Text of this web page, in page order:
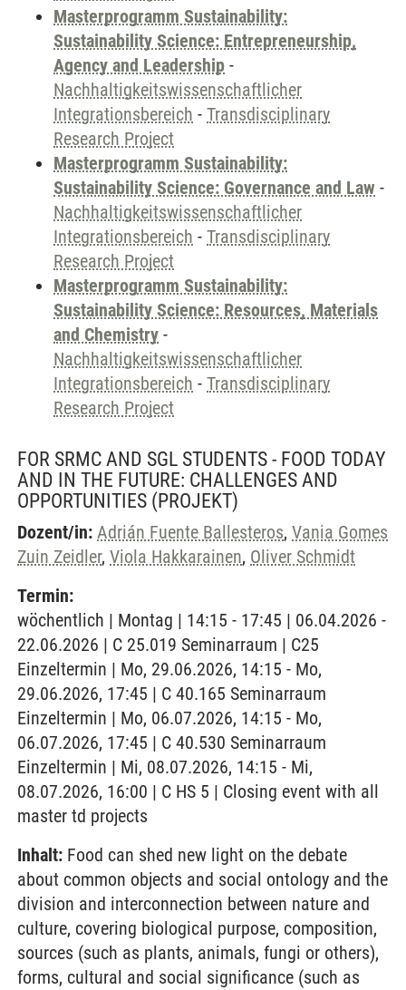
Masterprogramm Sustainability:
Sustainability Science: Entrepreneurship,
Agency and Leadership -
Nachhaltigkeitswissenschaftlicher
Integrationsbereich - Transdisciplinary
Research Project
Masterprogramm Sustainability:
Sustainability Science: Governance and Law -
Nachhaltigkeitswissenschaftlicher
Integrationsbereich - Transdisciplinary
Research Project
Masterprogramm Sustainability:
Sustainability Science: Resources, Materials
and Chemistry -
Nachhaltigkeitswissenschaftlicher
Integrationsbereich - Transdisciplinary
Research Project
FOR SRMC AND SGL STUDENTS - FOOD TODAY
AND IN THE FUTURE: CHALLENGES AND
OPPORTUNITIES (PROJEKT)
Dozent/in: Adrián Fuente Ballesteros, Vania Gomes
Zuin Zeidler, Viola Hakkarainen, Oliver Schmidt
Termin:
wöchentlich | Montag | 14:15 - 17:45 | 06.04.2026 -
22.06.2026 | C 25.019 Seminarraum | C25
Einzeltermin | Mo, 29.06.2026, 14:15 - Mo,
29.06.2026, 17:45 | C 40.165 Seminarraum
Einzeltermin | Mo, 06.07.2026, 14:15 - Mo,
06.07.2026, 17:45 | C 40.530 Seminarraum
Einzeltermin | Mi, 08.07.2026, 14:15 - Mi,
08.07.2026, 16:00 | C HS 5 | Closing event with all
master td projects
Inhalt: Food can shed new light on the debate
about common objects and social ontology and the
division and interconnection between nature and
culture, covering biological purpose, composition,
sources (such as plants, animals, fungi or others),
forms, cultural and social significance (such as